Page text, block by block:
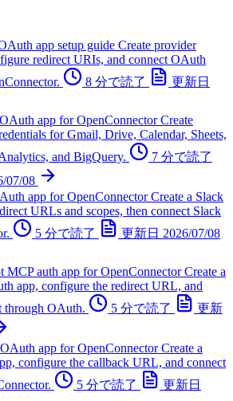
app setup guide Create provider
redirect URIs, and connect OAuth
8 分で読了
更新日
app for OpenConnector Create
for Gmail, Drive, Calendar, Sheets,
and BigQuery.
7 分で読了
07/08
app for OpenConnector Create a Slack
URLs and scopes, then connect Slack
5 分で読了 更新日 2026/07/08
MCP auth app for OpenConnector Create a
app, configure the redirect URL, and
through OAuth.
5 分で読了
更新
app for OpenConnector Create a
configure the callback URL, and connect
5 分で読了
更新日